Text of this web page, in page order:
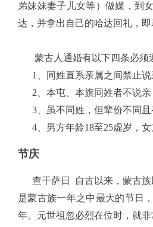
弟妹妹妻子儿女等）做媒，到
达，并拿出自己的哈达回礼，即
蒙古人通婚有以下四条必须
1、同姓直系亲属之间禁止说
2、本屯、本旗同姓者不说亲
3、虽不同姓，但辈份不同且
4、男方年龄18至25虚岁，女
节庆
查干萨日 自古以来，蒙古族
是蒙古族一年之中最大的节日
年。元世祖忽必烈在位时，就